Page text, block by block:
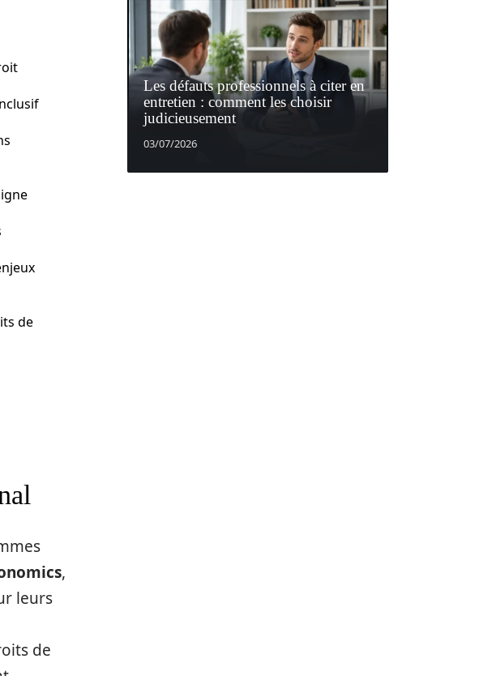
de
,
leurs
de
Les défauts professionnels à citer en
entretien : comment les choisir
judicieusement
03/07/2026